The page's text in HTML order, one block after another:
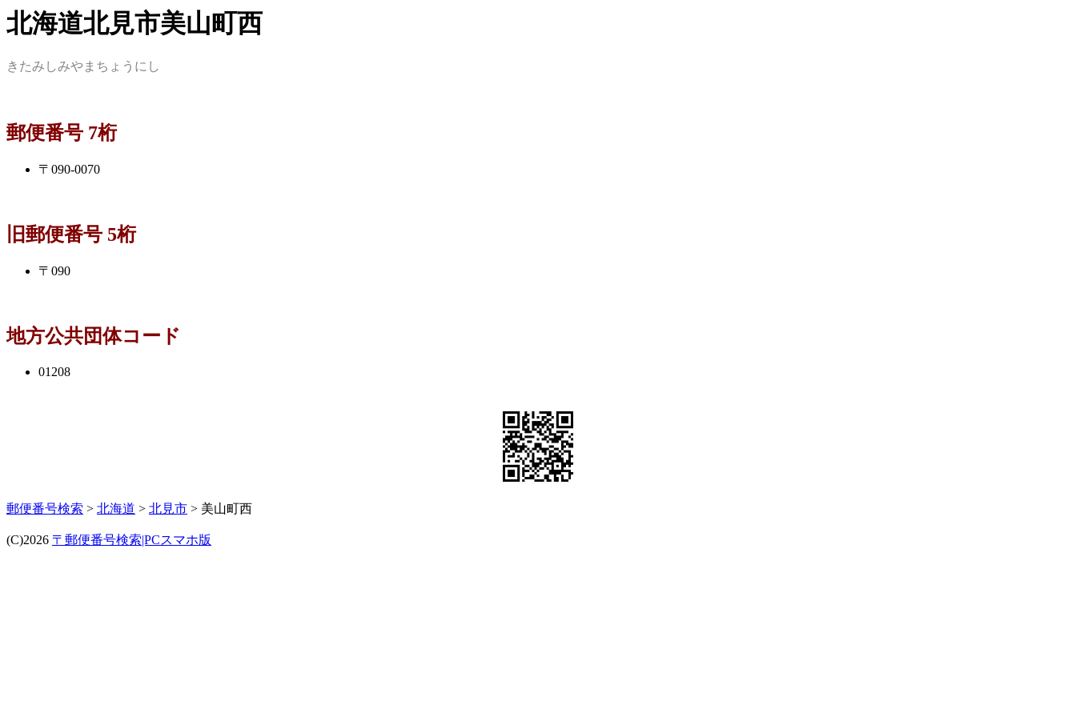
北海道北見市美山町西
きたみしみやまちょうにし
郵便番号 7桁
〒090-0070
旧郵便番号 5桁
〒090
地方公共団体コード
01208
郵便番号検索 > 北海道 > 北見市 > 美山町西
(C)2026 〒郵便番号検索|PCスマホ版